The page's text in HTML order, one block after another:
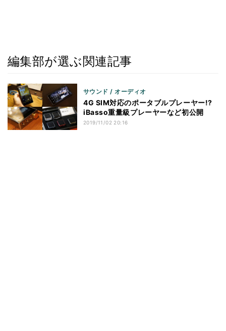
編集部が選ぶ関連記事
サウンド / オーディオ
4G SIM対応のポータブルプレーヤー!?
iBasso重量級プレーヤーなど初公開
2019/11/02 20:16